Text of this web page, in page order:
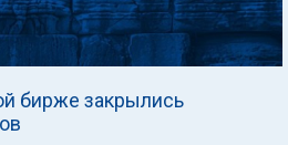
бирже закрылись